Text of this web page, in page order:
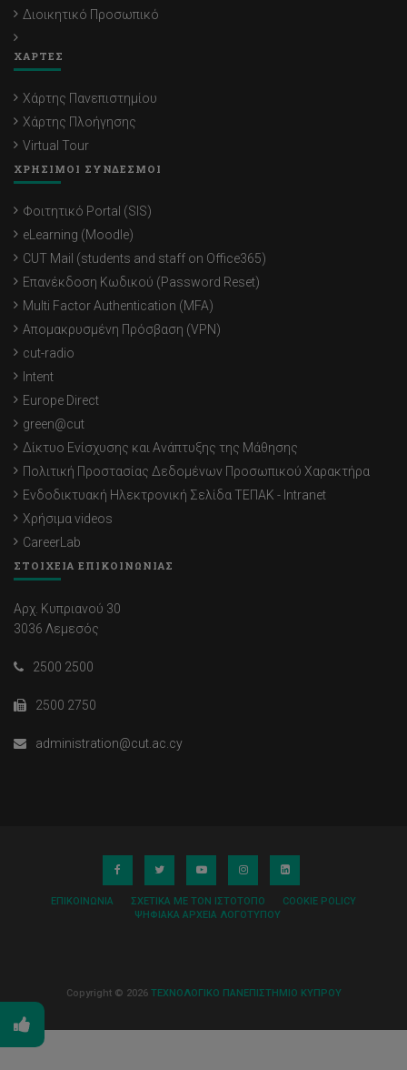
Διοικητικό Προσωπικό
ΧΑΡΤΕΣ
Χάρτης Πανεπιστημίου
Χάρτης Πλοήγησης
Virtual Tour
ΧΡΗΣΙΜΟΙ ΣΥΝΔΕΣΜΟΙ
Φοιτητικό Portal (SIS)
eLearning (Moodle)
CUT Mail (students and staff on Office365)
Επανέκδοση Κωδικού (Password Reset)
Multi Factor Authentication (MFA)
Απομακρυσμένη Πρόσβαση (VPN)
cut-radio
Intent
Europe Direct
green@cut
Δίκτυο Ενίσχυσης και Ανάπτυξης της Μάθησης
Πολιτική Προστασίας Δεδομένων Προσωπικού Χαρακτήρα
Ενδοδικτυακή Ηλεκτρονική Σελίδα ΤΕΠΑΚ - Intranet
Χρήσιμα videos
CareerLab
ΣΤΟΙΧΕΙΑ ΕΠΙΚΟΙΝΩΝΙΑΣ
Αρχ. Κυπριανού 30
3036 Λεμεσός
2500 2500
2500 2750
administration@cut.ac.cy
ΕΠΙΚΟΙΝΩΝΊΑ ΣΧΕΤΙΚΆ ΜΕ ΤΟΝ ΙΣΤΌΤΟΠΟ
COOKIE POLICY
ΨΗΦΙΑΚΆ ΑΡΧΕΊΑ ΛΟΓΌΤΥΠΟΥ
Copyright © 2026 ΤΕΧΝΟΛΟΓΙΚΟ ΠΑΝΕΠΙΣΤΗΜΙΟ ΚΥΠΡΟΥ